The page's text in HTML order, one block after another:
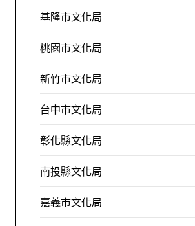
基隆市文化局
桃園市文化局
新竹市文化局
台中市文化局
彰化縣文化局
南投縣文化局
嘉義市文化局